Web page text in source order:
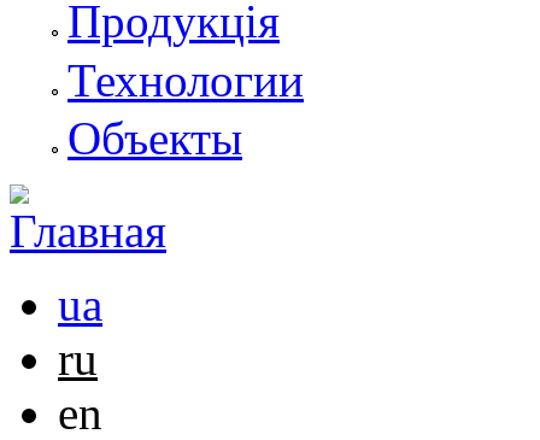
Продукція
Технологии
Объекты
ua
ru
en